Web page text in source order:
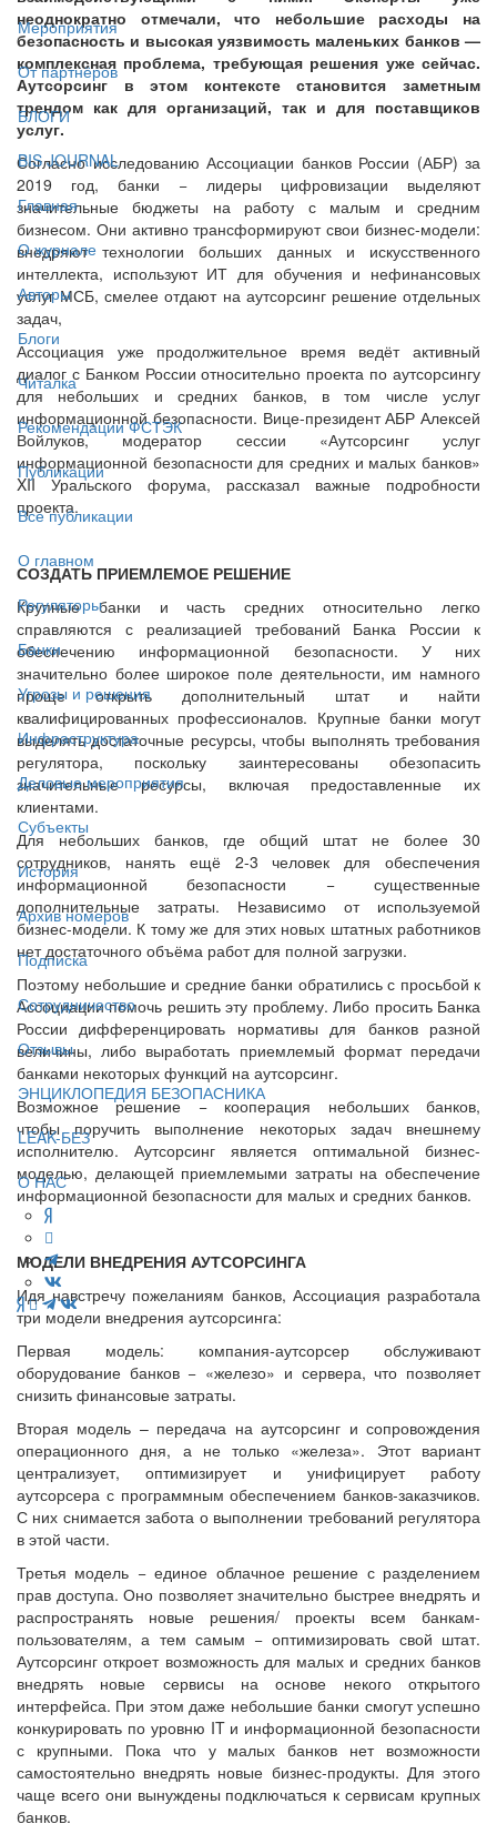
Мероприятия
От партнёров
БЛОГИ
BIS JOURNAL
Главная
О журнале
Авторы
Блоги
Читалка
Рекомендации ФСТЭК
Публикации
Все публикации
О главном
Регуляторы
Банки
Угрозы и решения
Инфраструктура
Деловые мероприятия
Субъекты
История
Архив номеров
Подписка
Сотрудничество
Отзывы
ЭНЦИКЛОПЕДИЯ БЕЗОПАСНИКА
LEAK-БЕЗ
О НАС
неоднократно отмечали, что небольшие расходы на
безопасность и высокая уязвимость маленьких банков —
комплексная проблема, требующая решения уже сейчас.
Аутсорсинг в этом контексте становится заметным
трендом как для организаций, так и для поставщиков
услуг.
Согласно исследованию Ассоциации банков России (АБР) за
2019 год, банки − лидеры цифровизации выделяют
значительные бюджеты на работу с малым и средним
бизнесом. Они активно трансформируют свои бизнес-модели:
внедряют технологии больших данных и искусственного
интеллекта, используют ИТ для обучения и нефинансовых
услуг МСБ, смелее отдают на аутсорсинг решение отдельных
задач,
Ассоциация уже продолжительное время ведёт активный
диалог с Банком России относительно проекта по аутсорсингу
для небольших и средних банков, в том числе услуг
информационной безопасности. Вице-президент АБР Алексей
Войлуков, модератор сессии «Аутсорсинг услуг
информационной безопасности для средних и малых банков»
XII Уральского форума, рассказал важные подробности
проекта.
СОЗДАТЬ ПРИЕМЛЕМОЕ РЕШЕНИЕ
Крупные банки и часть средних относительно легко
справляются с реализацией требований Банка России к
обеспечению информационной безопасности. У них
значительно более широкое поле деятельности, им намного
проще открыть дополнительный штат и найти
квалифицированных профессионалов. Крупные банки могут
выделять достаточные ресурсы, чтобы выполнять требования
регулятора, поскольку заинтересованы обезопасить
значительные ресурсы, включая предоставленные их
клиентами.
Для небольших банков, где общий штат не более 30
сотрудников, нанять ещё 2-3 человек для обеспечения
информационной безопасности − существенные
дополнительные затраты. Независимо от используемой
бизнес-модели. К тому же для этих новых штатных работников
нет достаточного объёма работ для полной загрузки.
Поэтому небольшие и средние банки обратились с просьбой к
Ассоциации помочь решить эту проблему. Либо просить Банка
России дифференцировать нормативы для банков разной
величины, либо выработать приемлемый формат передачи
банками некоторых функций на аутсорсинг.
Возможное решение − кооперация небольших банков,
чтобы поручить выполнение некоторых задач внешнему
исполнителю. Аутсорсинг является оптимальной бизнес-
моделью, делающей приемлемыми затраты на обеспечение
информационной безопасности для малых и средних банков.
МОДЕЛИ ВНЕДРЕНИЯ АУТСОРСИНГА
Идя навстречу пожеланиям банков, Ассоциация разработала
три модели внедрения аутсорсинга:
Первая модель: компания-аутсорсер обслуживают
оборудование банков − «железо» и сервера, что позволяет
снизить финансовые затраты.
Вторая модель – передача на аутсорсинг и сопровождения
операционного дня, а не только «железа». Этот вариант
централизует, оптимизирует и унифицирует работу
аутсорсера с программным обеспечением банков-заказчиков.
С них снимается забота о выполнении требований регулятора
в этой части.
Третья модель − единое облачное решение с разделением
прав доступа. Оно позволяет значительно быстрее внедрять и
распространять новые решения/ проекты всем банкам-
пользователям, а тем самым − оптимизировать свой штат.
Аутсорсинг откроет возможность для малых и средних банков
внедрять новые сервисы на основе некого открытого
интерфейса. При этом даже небольшие банки смогут успешно
конкурировать по уровню IT и информационной безопасности
с крупными. Пока что у малых банков нет возможности
самостоятельно внедрять новые бизнес-продукты. Для этого
чаще всего они вынуждены подключаться к сервисам крупных
банков.